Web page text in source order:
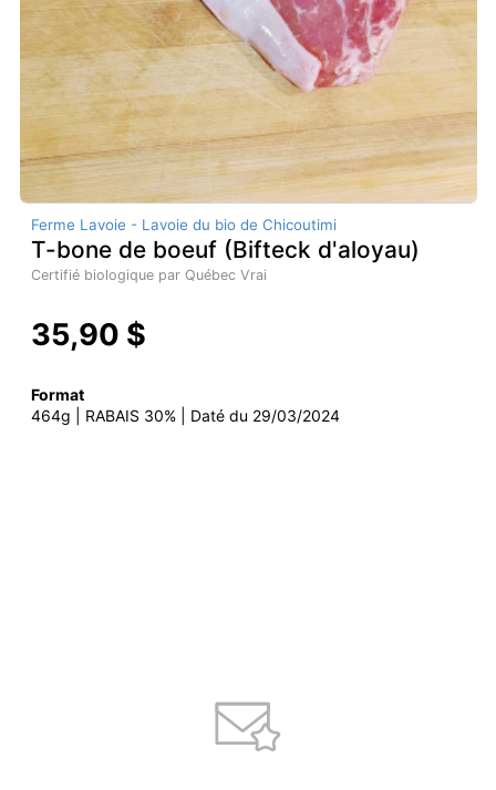
Ferme Lavoie - Lavoie du bio de Chicoutimi
T-bone de boeuf (Bifteck d'aloyau)
Certifié biologique par Québec Vrai
35,90 $
Format
464g | RABAIS 30% | Daté du 29/03/2024